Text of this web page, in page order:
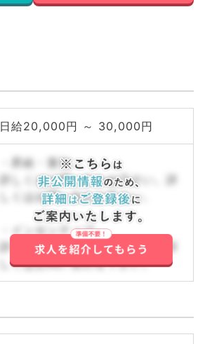
日給20,000円 ～ 30,000円
・昇給・賞与
詳しくはお問い合わせ下さい。詳
しくはお問い合わせ下さい。
・インセンティブ
詳しくはお問い合わせ下さい。詳
しくはお問い合わせ下さい。